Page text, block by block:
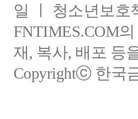
일 ㅣ 청소년보호
FNTIMES.COM
재, 복사, 배포 등
Copyrightⓒ 한국